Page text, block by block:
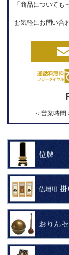
「商品についても
お気軽にお問い合
＜営業時